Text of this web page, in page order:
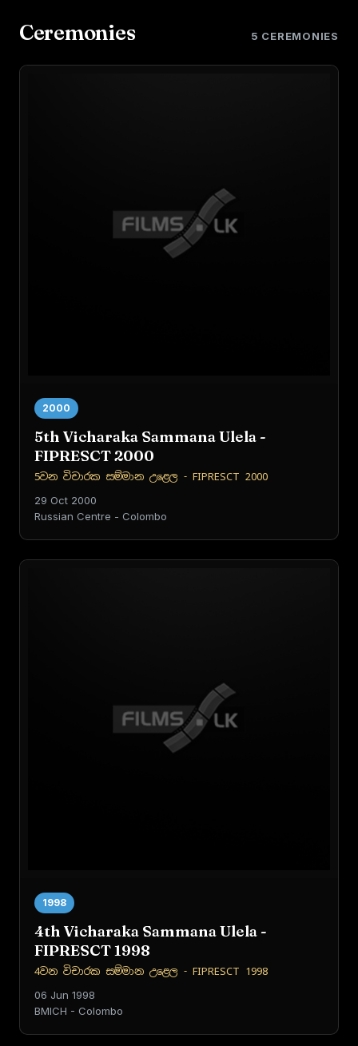
Ceremonies 5 CEREMONIES
2000
5th Vicharaka Sammana Ulela -
FIPRESCT 2000
5වන විචාරක සම්මාන උළෙල - FIPRESCT 2000
29 Oct 2000
Russian Centre - Colombo
1998
4th Vicharaka Sammana Ulela -
FIPRESCT 1998
4වන විචාරක සම්මාන උළෙල - FIPRESCT 1998
06 Jun 1998
BMICH - Colombo